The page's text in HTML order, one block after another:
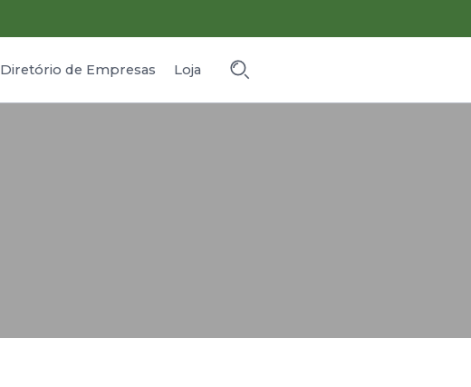
Diretório de Empresas Loja